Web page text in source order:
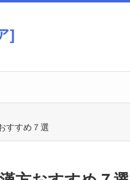
]
すすめ７選